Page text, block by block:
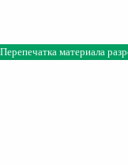
Перепечатка материала